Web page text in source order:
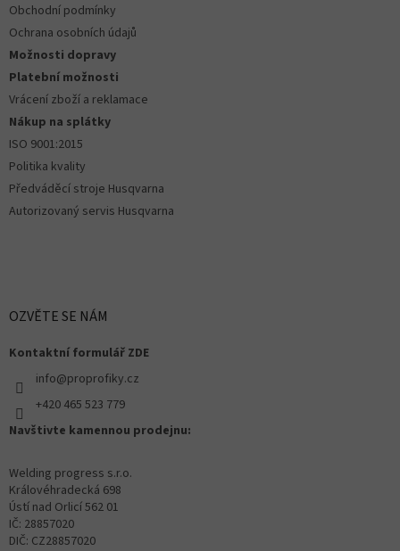
Obchodní podmínky
Ochrana osobních údajů
Možnosti dopravy
Platební možnosti
Vrácení zboží a reklamace
Nákup na splátky
ISO 9001:2015
Politika kvality
Předváděcí stroje Husqvarna
Autorizovaný servis Husqvarna
OZVĚTE SE NÁM
Kontaktní formulář ZDE
info@proprofiky.cz
+420 465 523 779
Navštivte kamennou prodejnu:
Welding progress s.r.o.
Královéhradecká 698
Ústí nad Orlicí 562 01
IČ: 28857020
DIČ: CZ28857020